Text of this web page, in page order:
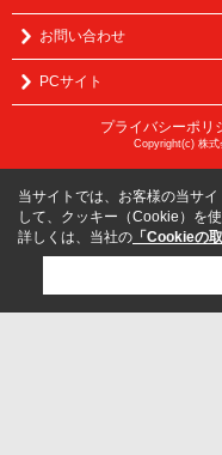
お問い合わせ
PCサイト
プライバシーポリ
Copyright(c) 株式
当サイトでは、お客様の当サ
して、クッキー（Cookie）を使
詳しくは、当社の 「Cookieの